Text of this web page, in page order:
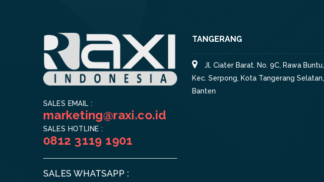
SALES EMAIL :
marketing@raxi.co.id
SALES HOTLINE :
0812 3119 1901
SALES WHATSAPP :
TANGERANG
Jl. Ciater Barat. No. 9C, Rawa Buntu,
Kec. Serpong, Kota Tangerang Selatan,
Banten